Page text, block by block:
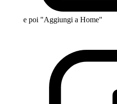
e poi "Aggiungi a Home"